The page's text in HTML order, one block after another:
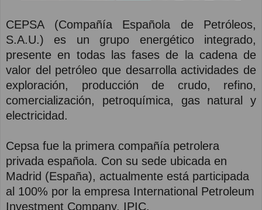
CEPSA (Compañía Española de Petróleos,
S.A.U.) es un grupo energético integrado,
presente en todas las fases de la cadena de
valor del petróleo que desarrolla actividades de
exploración, producción de crudo, refino,
comercialización, petroquímica, gas natural y
electricidad.
Cepsa fue la primera compañía petrolera
privada española. Con su sede ubicada en
Madrid (España), actualmente está participada
al 100% por la empresa International Petroleum
Investment Company, IPIC.